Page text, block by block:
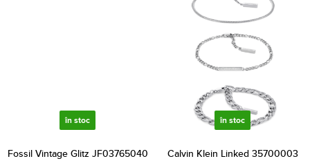
în stoc
Fossil Vintage Glitz JF03765040
în stoc
Calvin Klein Linked 35700003